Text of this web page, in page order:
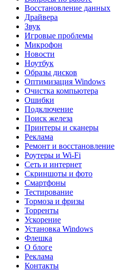
Восстановление данных
Драйвера
Звук
Игровые проблемы
Микрофон
Новости
Ноутбук
Образы дисков
Оптимизация Windows
Очистка компьютера
Ошибки
Подключение
Поиск железа
Принтеры и сканеры
Реклама
Ремонт и восстановление
Роутеры и Wi-Fi
Сеть и интернет
Скриншоты и фото
Смартфоны
Тестирование
Тормоза и фризы
Торренты
Ускорение
Установка Windows
Флешка
О блоге
Реклама
Контакты